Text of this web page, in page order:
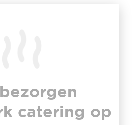
catering op